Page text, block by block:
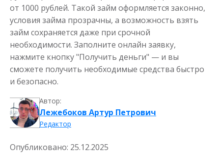
от 1000 рублей. Такой займ оформляется законно,
условия займа прозрачны, а возможность взять
займ сохраняется даже при срочной
необходимости. Заполните онлайн заявку,
нажмите кнопку "Получить деньги" — и вы
сможете получить необходимые средства быстро
и безопасно.
Автор:
Лежебоков Артур Петрович
Редактор
Опубликовано: 25.12.2025